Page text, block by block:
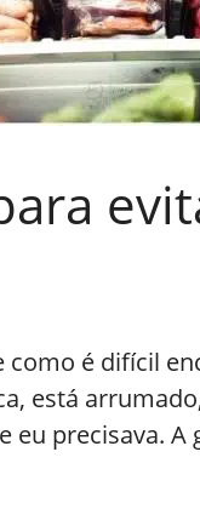
como é difícil
está
precisava.